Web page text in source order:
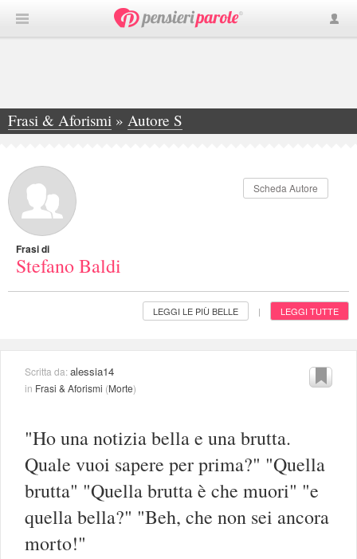
Frasi & Aforismi » Autore S
»Stefano Baldi
Scheda Autore
Frasi di
Stefano Baldi
LEGGI LE PIÙ BELLE | LEGGI TUTTE
Scritta da:alessia14
in Frasi & Aforismi (Morte)
"Ho una notizia bella e una brutta.
Quale vuoi sapere per prima?" "Quella
brutta" "Quella brutta è che muori" "e
quella bella?" "Beh, che non sei ancora
morto!"